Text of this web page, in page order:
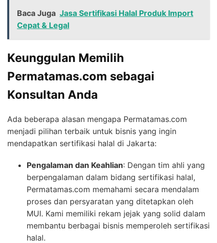
Baca Juga Jasa Sertifikasi Halal Produk Import
Cepat & Legal
Keunggulan Memilih
Permatamas.com sebagai
Konsultan Anda
Ada beberapa alasan mengapa Permatamas.com
menjadi pilihan terbaik untuk bisnis yang ingin
mendapatkan sertifikasi halal di Jakarta:
Pengalaman dan Keahlian: Dengan tim ahli yang
berpengalaman dalam bidang sertifikasi halal,
Permatamas.com memahami secara mendalam
proses dan persyaratan yang ditetapkan oleh
MUI. Kami memiliki rekam jejak yang solid dalam
membantu berbagai bisnis memperoleh sertifikasi
halal.